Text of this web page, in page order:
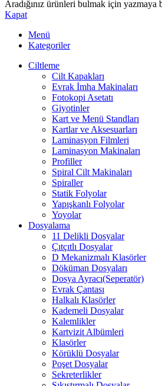
Aradığınız ürünleri bulmak için yazmaya
Kapat
Menü
Kategoriler
Ciltleme
Cilt Kapakları
Evrak İmha Makinaları
Fotokopi Asetatı
Giyotinler
Kart ve Menü Standları
Kartlar ve Aksesuarları
Laminasyon Filmleri
Laminasyon Makinaları
Profiller
Spiral Cilt Makinaları
Spiraller
Statik Folyolar
Yapışkanlı Folyolar
Yoyolar
Dosyalama
11 Delikli Dosyalar
Çıtçıtlı Dosyalar
D Mekanizmalı Klasörler
Döküman Dosyaları
Dosya Ayracı(Seperatör)
Evrak Çantası
Halkalı Klasörler
Kademeli Dosyalar
Kalemlikler
Kartvizit Albümleri
Klasörler
Körüklü Dosyalar
Poşet Dosyalar
Sekreterlikler